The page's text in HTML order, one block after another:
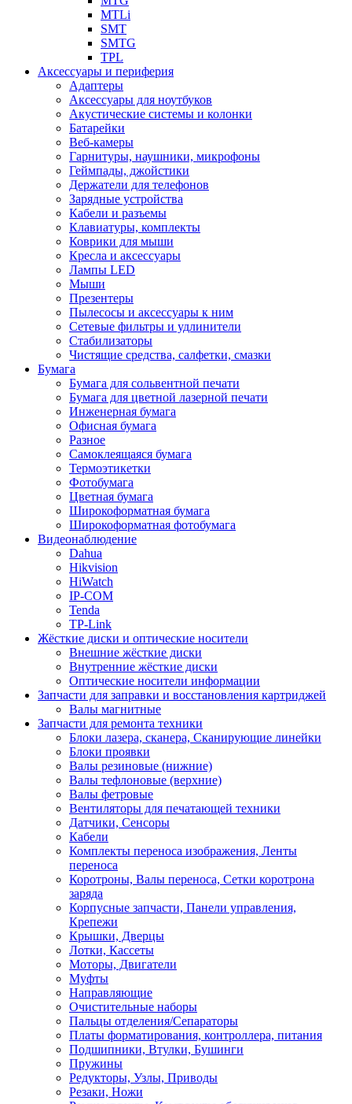
MTLi
SMT
SMTG
TPL
Аксессуары и периферия
Адаптеры
Аксессуары для ноутбуков
Акустические системы и колонки
Батарейки
Веб-камеры
Гарнитуры, наушники, микрофоны
Геймпады, джойстики
Держатели для телефонов
Зарядные устройства
Кабели и разъемы
Клавиатуры, комплекты
Коврики для мыши
Кресла и аксессуары
Лампы LED
Мыши
Презентеры
Пылесосы и аксессуары к ним
Сетевые фильтры и удлинители
Стабилизаторы
Чистящие средства, салфетки, смазки
Бумага
Бумага для сольвентной печати
Бумага для цветной лазерной печати
Инженерная бумага
Офисная бумага
Разное
Самоклеящаяся бумага
Термоэтикетки
Фотобумага
Цветная бумага
Широкоформатная бумага
Широкоформатная фотобумага
Видеонаблюдение
Dahua
Hikvision
HiWatch
IP-COM
Tenda
TP-Link
Жёсткие диски и оптические носители
Внешние жёсткие диски
Внутренние жёсткие диски
Оптические носители информации
Запчасти для заправки и восстановления картриджей
Валы магнитные
Запчасти для ремонта техники
Блоки лазера, сканера, Сканирующие линейки
Блоки проявки
Валы резиновые (нижние)
Валы тефлоновые (верхние)
Валы фетровые
Вентиляторы для печатающей техники
Датчики, Сенсоры
Кабели
Комплекты переноса изображения, Ленты
переноса
Коротроны, Валы переноса, Сетки коротрона
заряда
Корпусные запчасти, Панели управления,
Крепежи
Крышки, Дверцы
Лотки, Кассеты
Моторы, Двигатели
Муфты
Направляющие
Очистительные наборы
Пальцы отделения/Сепараторы
Платы форматирования, контроллера, питания
Подшипники, Втулки, Бушинги
Пружины
Редукторы, Узлы, Приводы
Резаки, Ножи